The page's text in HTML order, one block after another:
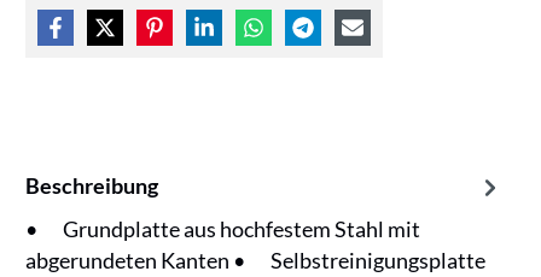
Beschreibung
• Grundplatte aus hochfestem Stahl mit
abgerundeten Kanten • Selbstreinigungsplatte